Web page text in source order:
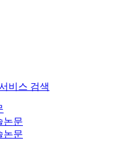
비스 검색
논문
논문